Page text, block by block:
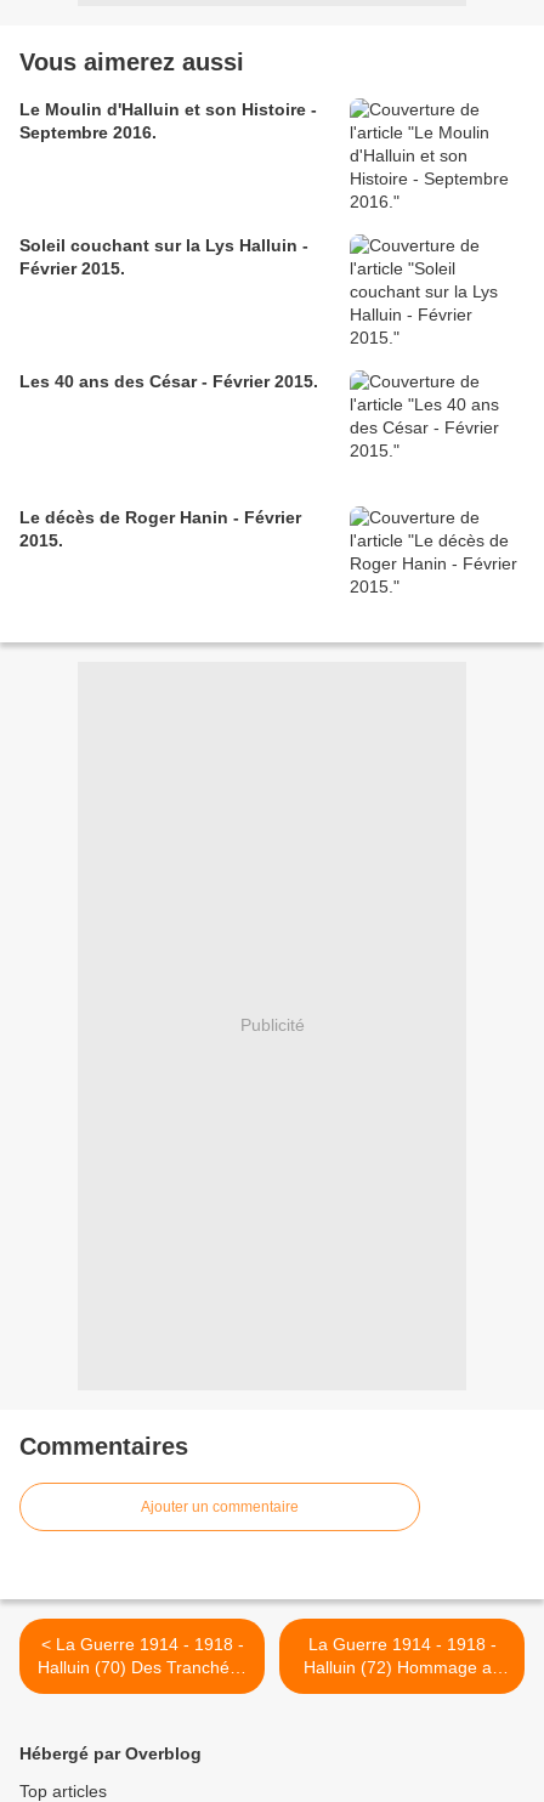
Vous aimerez aussi
Le Moulin d'Halluin et son Histoire -
Septembre 2016.
Soleil couchant sur la Lys Halluin -
Février 2015.
Les 40 ans des César - Février 2015.
Le décès de Roger Hanin - Février
2015.
Publicité
Commentaires
Ajouter un commentaire
< La Guerre 1914 - 1918 -
Halluin (70) Des Tranchées
de 14-18, à l'Etat-Major du
La Guerre 1914 - 1918 -
Halluin (72) Hommage au
Dernier Français de la "Der
Hébergé par Overblog
Top articles